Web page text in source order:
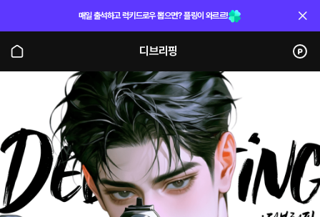
매일 출석하고 럭키드로우 뽑으면? 플링이 와르르!
디브리핑